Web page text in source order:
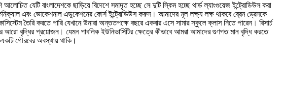
আলোচিত যেটি বাংলাদেশকে ছাড়িয়ে বিদেশে সমাদৃত হচ্ছে সে দুটি স্কিম হচ্ছে থার্ড ল্যাংগুয়েজ ইন্ট্রোডিউস করা
এবং ভোকেশনাল এডুকেশনের কোর্স ইন্ট্রোডিউস করুন। আমাদের মূল লক্ষ্য লক্ষ থাকবে ব্রেন ড্রেনকে
তৈরি করতে পারি যেখানে উনারা অন্ততপক্ষে বছরে একবার এসে সামার স্কুলে ক্লাস নিতে পারেন। রিসার্চ
বৃদ্ধির প্রয়োজন। যেমন পাবলিক ইউনিভার্সিটির ক্ষেত্রে কীভাবে আমরা আমাদের গুণগত মান বৃদ্ধি করতে
একটি গৌরবের অবস্থায় থাকি।